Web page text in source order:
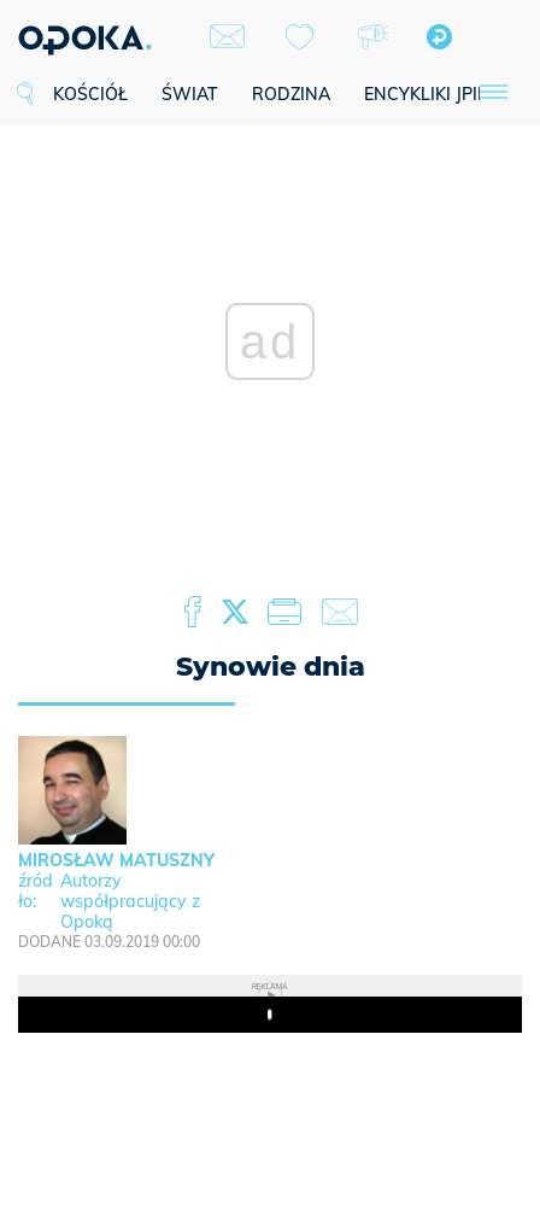
KOŚCIÓŁ ŚWIAT RODZINA ENCYKLIKI JPII
ad
Synowie dnia
MIROSŁAW MATUSZNY
Autorzy
współpracujący z
Opoką
DODANE 03.09.2019 00:00
REKLAMA
Play